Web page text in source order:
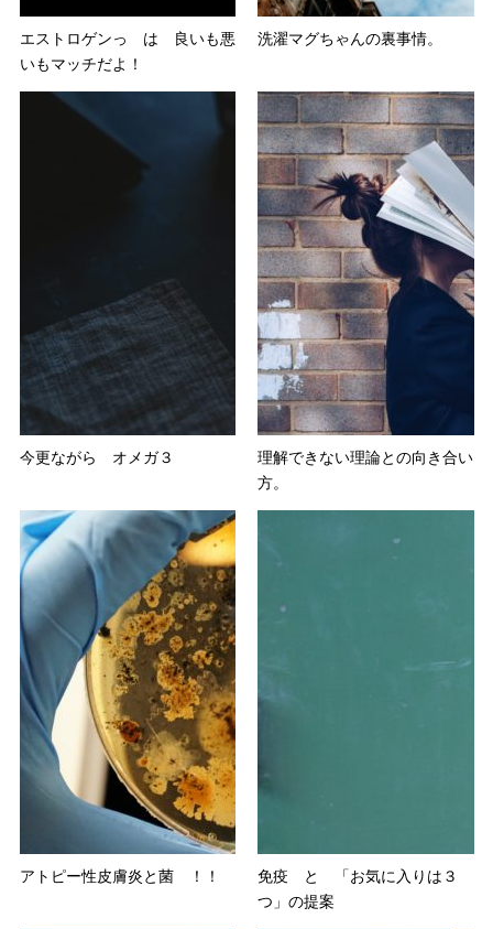
エストロゲンっ は 良いも悪
いもマッチだよ！
洗濯マグちゃんの裏事情。
今更ながら オメガ３
理解できない理論との向き合い
方。
アトピー性皮膚炎と菌 ！！
免疫 と 「お気に入りは３
つ」の提案